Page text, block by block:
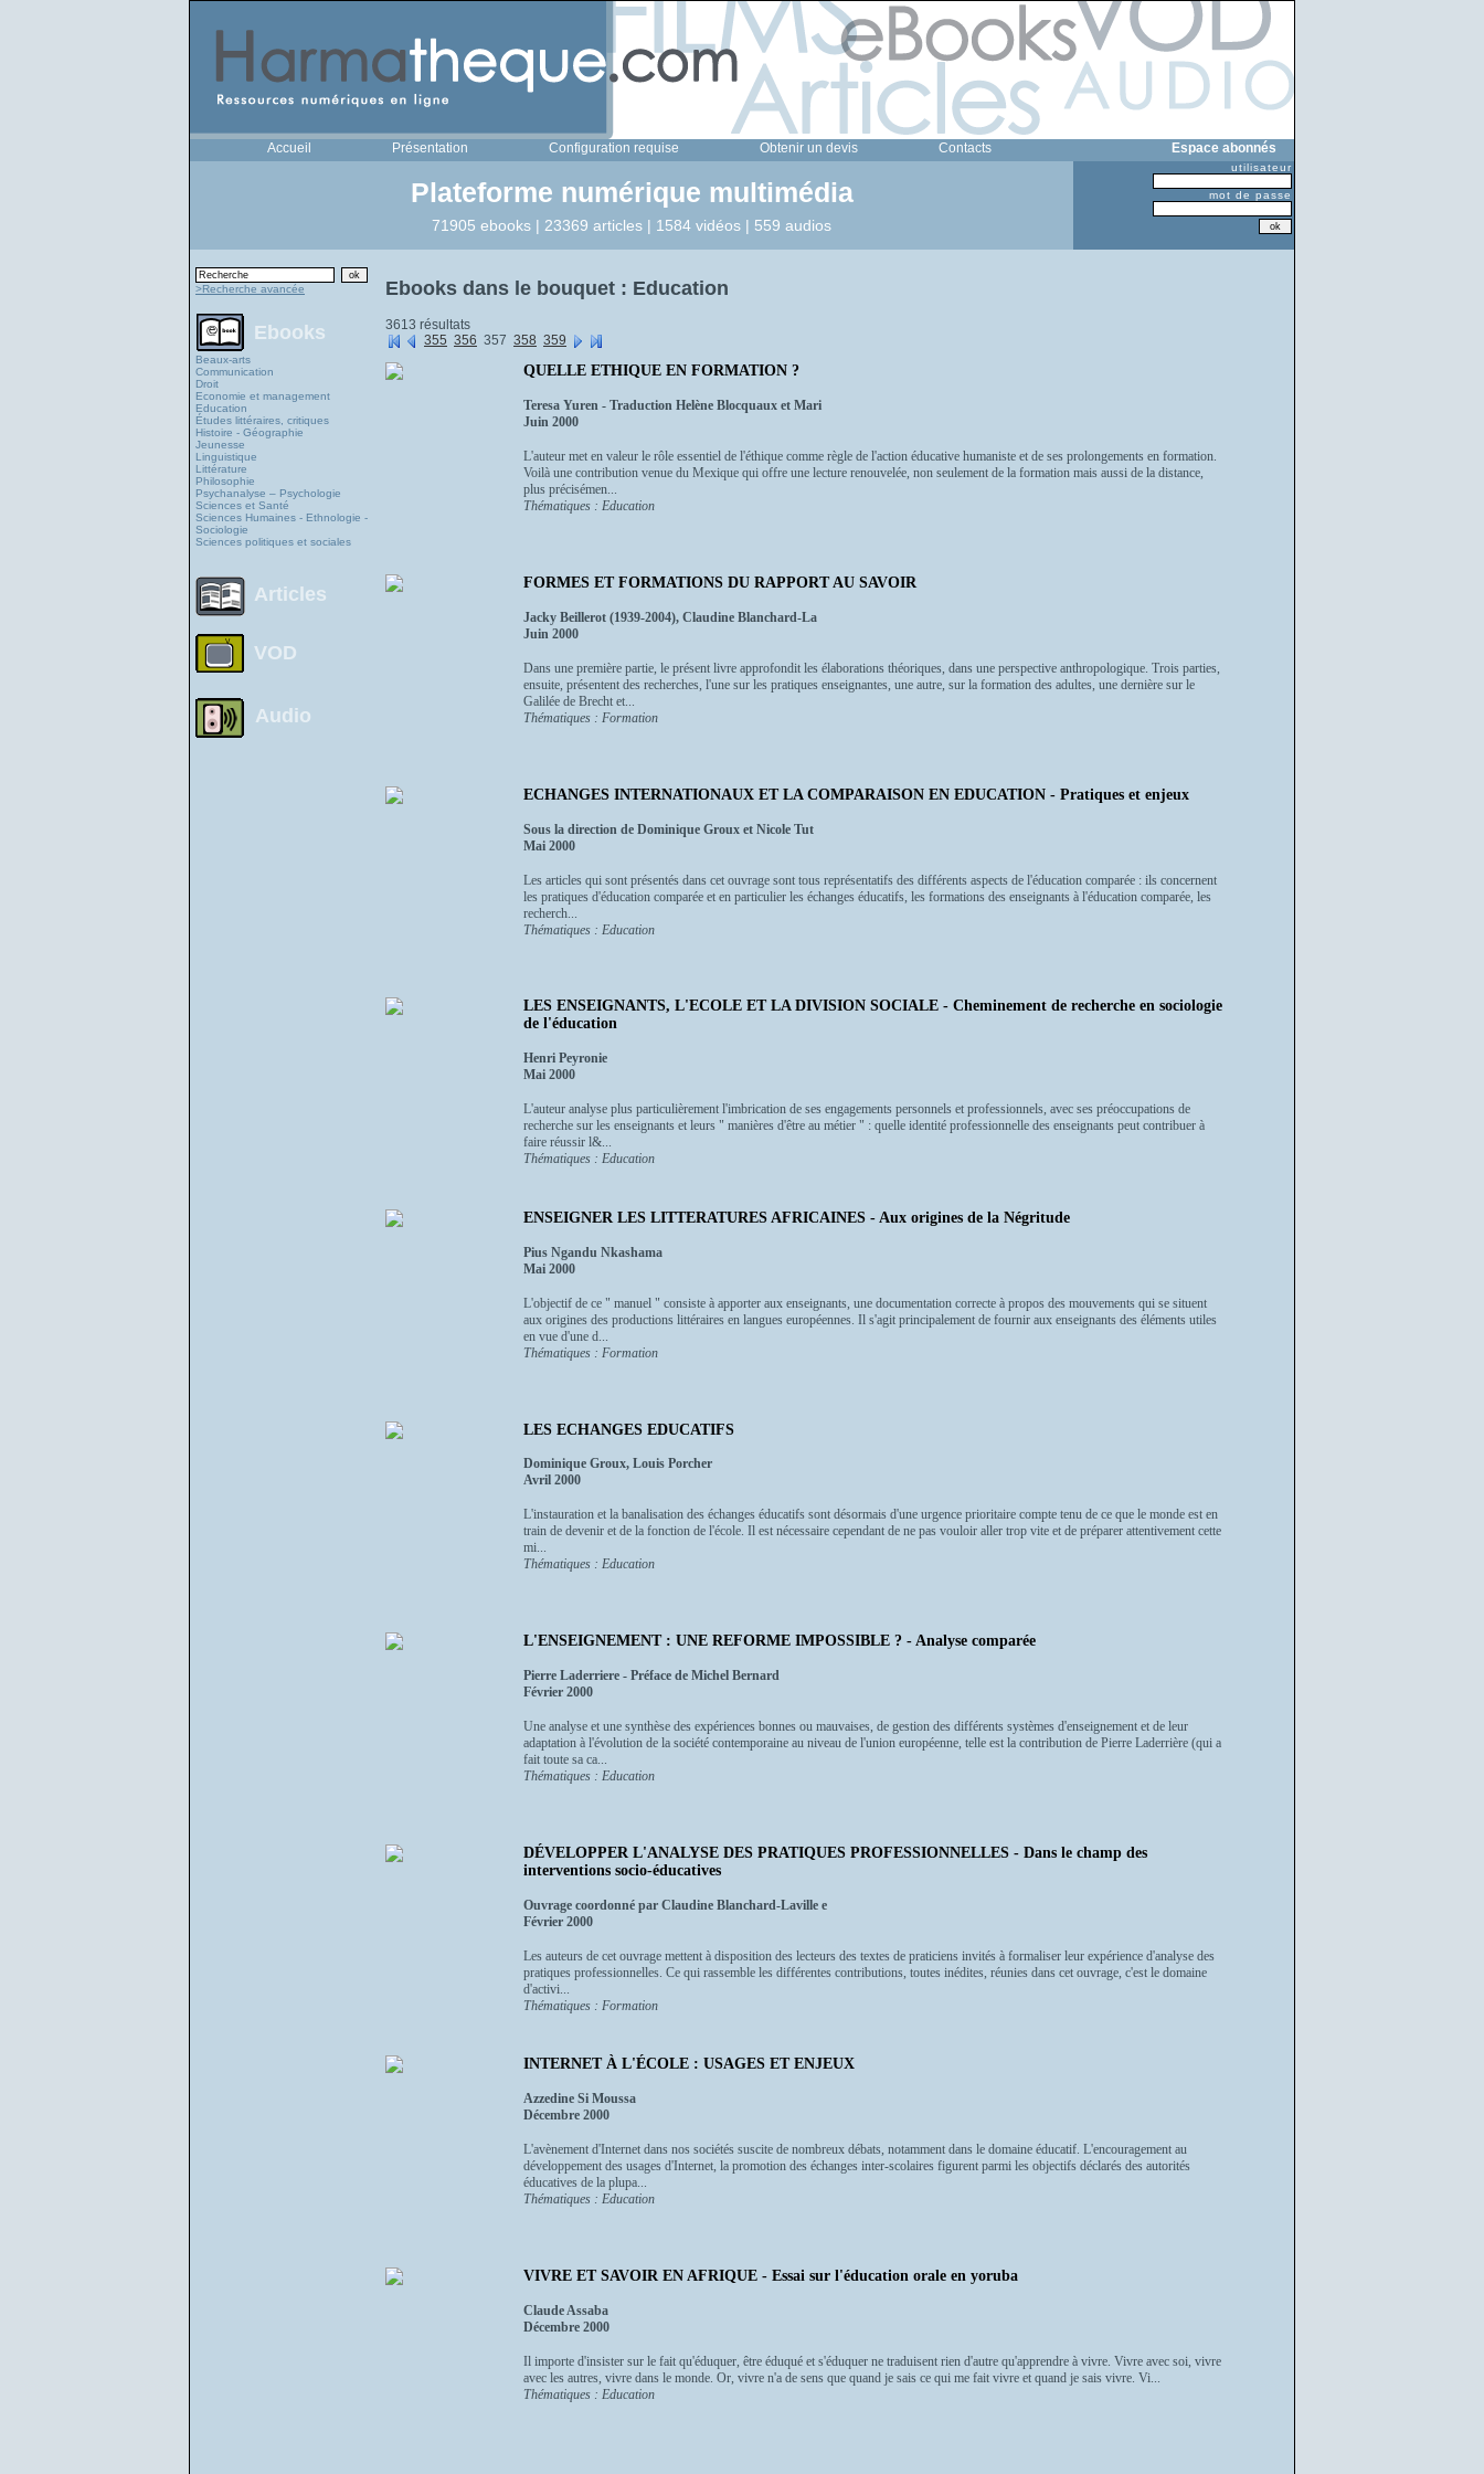
Accueil Présentation Configuration requise Obtenir un devis Contacts Espace abonnés
Plateforme numérique multimédia
71905 ebooks | 23369 articles | 1584 vidéos | 559 audios
utilisateur
mot de passe
>Recherche avancée
Ebooks
Beaux-arts
Communication
Droit
Economie et management
Education
Études littéraires, critiques
Histoire - Géographie
Jeunesse
Linguistique
Littérature
Philosophie
Psychanalyse – Psychologie
Sciences et Santé
Sciences Humaines - Ethnologie -
Sociologie
Sciences politiques et sociales
Articles
VOD
Audio
Ebooks dans le bouquet : Education
3613 résultats
355 356 357 358 359
QUELLE ETHIQUE EN FORMATION ?
Teresa Yuren - Traduction Helène Blocquaux et Mari
Juin 2000
L'auteur met en valeur le rôle essentiel de l'éthique comme règle de l'action éducative humaniste et de ses prolongements en formation.
Voilà une contribution venue du Mexique qui offre une lecture renouvelée, non seulement de la formation mais aussi de la distance,
plus précisémen...
Thématiques : Education
FORMES ET FORMATIONS DU RAPPORT AU SAVOIR
Jacky Beillerot (1939-2004), Claudine Blanchard-La
Juin 2000
Dans une première partie, le présent livre approfondit les élaborations théoriques, dans une perspective anthropologique. Trois parties,
ensuite, présentent des recherches, l'une sur les pratiques enseignantes, une autre, sur la formation des adultes, une dernière sur le
Galilée de Brecht et...
Thématiques : Formation
ECHANGES INTERNATIONAUX ET LA COMPARAISON EN EDUCATION - Pratiques et enjeux
Sous la direction de Dominique Groux et Nicole Tut
Mai 2000
Les articles qui sont présentés dans cet ouvrage sont tous représentatifs des différents aspects de l'éducation comparée : ils concernent
les pratiques d'éducation comparée et en particulier les échanges éducatifs, les formations des enseignants à l'éducation comparée, les
recherch...
Thématiques : Education
LES ENSEIGNANTS, L'ECOLE ET LA DIVISION SOCIALE - Cheminement de recherche en sociologie
de l'éducation
Henri Peyronie
Mai 2000
L'auteur analyse plus particulièrement l'imbrication de ses engagements personnels et professionnels, avec ses préoccupations de
recherche sur les enseignants et leurs " manières d'être au métier " : quelle identité professionnelle des enseignants peut contribuer à
faire réussir l&...
Thématiques : Education
ENSEIGNER LES LITTERATURES AFRICAINES - Aux origines de la Négritude
Pius Ngandu Nkashama
Mai 2000
L'objectif de ce " manuel " consiste à apporter aux enseignants, une documentation correcte à propos des mouvements qui se situent
aux origines des productions littéraires en langues européennes. Il s'agit principalement de fournir aux enseignants des éléments utiles
en vue d'une d...
Thématiques : Formation
LES ECHANGES EDUCATIFS
Dominique Groux, Louis Porcher
Avril 2000
L'instauration et la banalisation des échanges éducatifs sont désormais d'une urgence prioritaire compte tenu de ce que le monde est en
train de devenir et de la fonction de l'école. Il est nécessaire cependant de ne pas vouloir aller trop vite et de préparer attentivement cette
mi...
Thématiques : Education
L'ENSEIGNEMENT : UNE REFORME IMPOSSIBLE ? - Analyse comparée
Pierre Laderriere - Préface de Michel Bernard
Février 2000
Une analyse et une synthèse des expériences bonnes ou mauvaises, de gestion des différents systèmes d'enseignement et de leur
adaptation à l'évolution de la société contemporaine au niveau de l'union européenne, telle est la contribution de Pierre Laderrière (qui a
fait toute sa ca...
Thématiques : Education
DÉVELOPPER L'ANALYSE DES PRATIQUES PROFESSIONNELLES - Dans le champ des
interventions socio-éducatives
Ouvrage coordonné par Claudine Blanchard-Laville e
Février 2000
Les auteurs de cet ouvrage mettent à disposition des lecteurs des textes de praticiens invités à formaliser leur expérience d'analyse des
pratiques professionnelles. Ce qui rassemble les différentes contributions, toutes inédites, réunies dans cet ouvrage, c'est le domaine
d'activi...
Thématiques : Formation
INTERNET À L'ÉCOLE : USAGES ET ENJEUX
Azzedine Si Moussa
Décembre 2000
L'avènement d'Internet dans nos sociétés suscite de nombreux débats, notamment dans le domaine éducatif. L'encouragement au
développement des usages d'Internet, la promotion des échanges inter-scolaires figurent parmi les objectifs déclarés des autorités
éducatives de la plupa...
Thématiques : Education
VIVRE ET SAVOIR EN AFRIQUE - Essai sur l'éducation orale en yoruba
Claude Assaba
Décembre 2000
Il importe d'insister sur le fait qu'éduquer, être éduqué et s'éduquer ne traduisent rien d'autre qu'apprendre à vivre. Vivre avec soi, vivre
avec les autres, vivre dans le monde. Or, vivre n'a de sens que quand je sais ce qui me fait vivre et quand je sais vivre. Vi...
Thématiques : Education